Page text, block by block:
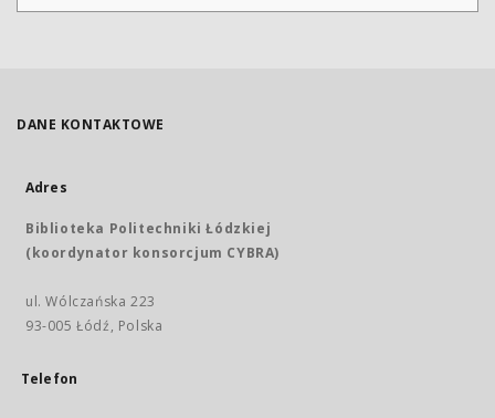
DANE KONTAKTOWE
Adres
Biblioteka Politechniki Łódzkiej
(koordynator konsorcjum CYBRA)
ul. Wólczańska 223
93-005 Łódź, Polska
Telefon